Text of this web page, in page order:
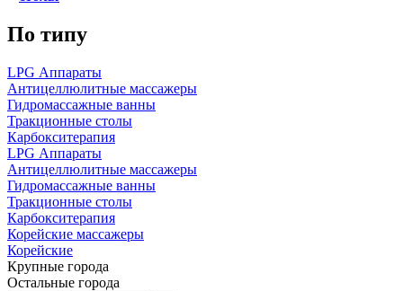
По типу
LPG Аппараты
Антицеллюлитные массажеры
Гидромассажные ванны
Тракционные столы
Карбокситерапия
LPG Аппараты
Антицеллюлитные массажеры
Гидромассажные ванны
Тракционные столы
Карбокситерапия
Корейские массажеры
Корейские
Крупные города
Остальные города